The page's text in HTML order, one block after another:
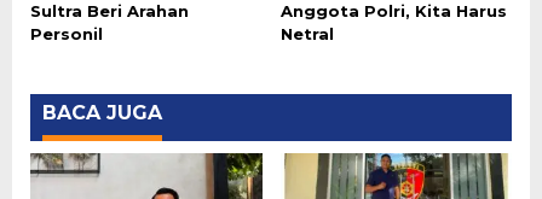
Sultra Beri Arahan
Personil
Anggota Polri, Kita Harus
Netral
BACA JUGA